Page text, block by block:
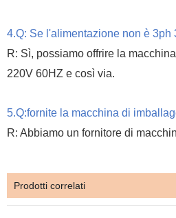
4.Q: Se l'alimentazione non è
R: Sì, possiamo offrire la
220V 60HZ e così via.
5.Q:fornite la macchina di
R: Abbiamo un fornitore di
Prodotti correlati